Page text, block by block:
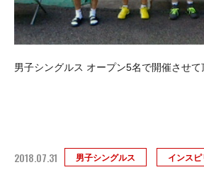
男子シングルス オープン5名で開催させて
2018.07.31 男子シングルス インス